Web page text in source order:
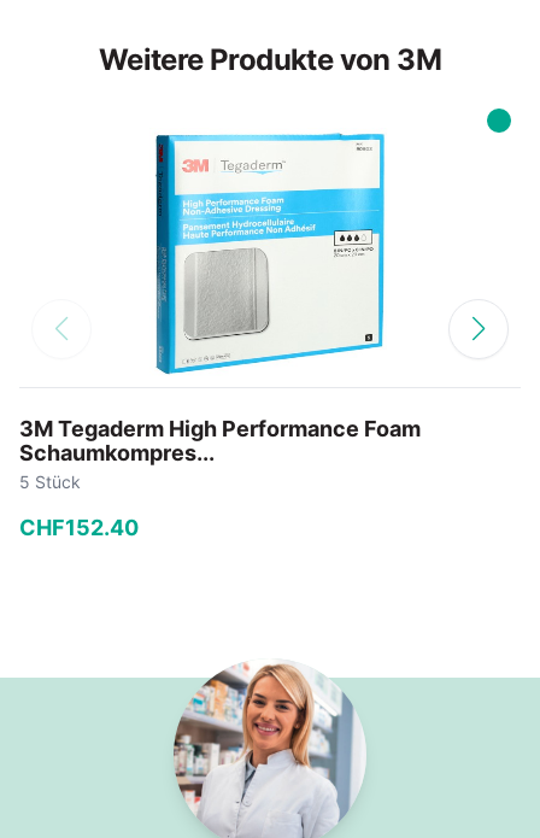
Weitere Produkte von 3M
3M Tegaderm High Performance Foam
Schaumkompres...
5 Stück
CHF152.40